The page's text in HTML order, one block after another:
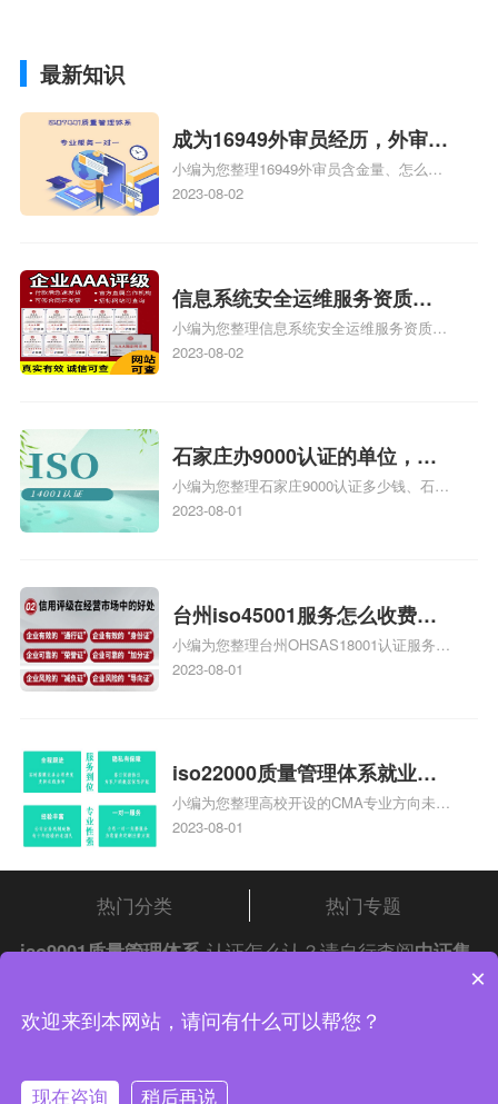
最新知识
成为16949外审员经历，外审员
16949
小编为您整理16949外审员含金量、怎么才
能成为注册的TS16949:2009的外审员、我
2023-08-02
信息系统安全运维服务资质二
级费用，信息系统安全运维服
务资质二级
小编为您整理信息系统安全运维服务资质认
证证书机构有哪些、安全运维服务资质的费
体系认证知识，详情可查看下方正文！
2023-08-02
石家庄办9000认证的单位，石
家庄9000认证的公司
小编为您整理石家庄9000认证多少钱、石家
庄9000认证价格多少钱、石家庄9000认证
2023-08-01
台州iso45001服务怎么收费，
台州iso45001认证服务怎么收
费
小编为您整理台州OHSAS18001认证服务中
心哪家收费便宜、台州ISO9000认证，哪个
标准是什么相关iso体系认证知识，详情可
查看下方正文！
2023-08-01
iso22000质量管理体系就业方
向，质量管理与认证就业方向
小编为您整理高校开设的CMA专业方向未来
就业前景及就业方向如何、cma就业方向有
和cma未来就业方向、大学生考完cma，就
哪些就业方向相关iso体系认证知识，详情
可查看下方正文！
2023-08-01
热门分类
热门专题
iso9001质量管理体系 认证怎么认？请自行查阅中证集
中证集团体系认证 版权所有 Copyright © 2022
渝公网安备 50010502003954号
×
欢迎来到本网站，请问有什么可以帮您？
现在咨询 稍后再说